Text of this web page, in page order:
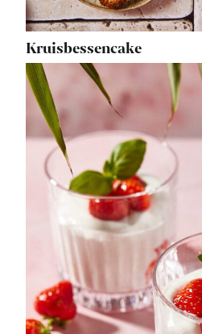
Kruisbessencake